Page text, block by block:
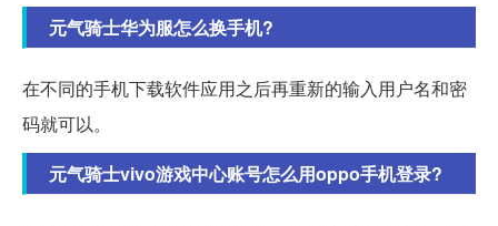
元气骑士华为服怎么换手机?
在不同的手机下载软件应用之后再重新的输入用户名和密
码就可以。
元气骑士vivo游戏中心账号怎么用oppo手机登录?